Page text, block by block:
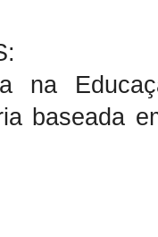
na
baseada